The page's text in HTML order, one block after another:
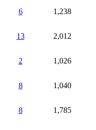
6 1,238
13 2,012
2 1,026
8 1,040
8 1,785